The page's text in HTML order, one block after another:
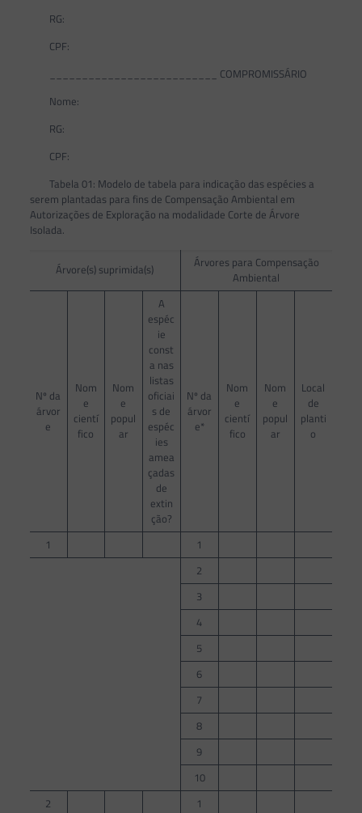
RG:
CPF:
__________________________ COMPROMISSÁRIO
Nome:
RG:
CPF:
Tabela 01: Modelo de tabela para indicação das espécies a
serem plantadas para fins de Compensação Ambiental em
Autorizações de Exploração na modalidade Corte de Árvore
Isolada.
Árvore(s) suprimida(s)
Árvores para Compensação
Ambiental
Nº da
árvor
e
Nom
e
cientí
fico
Nom
e
popul
ar
A
espéc
ie
const
a nas
listas
oficiai
s de
espéc
ies
amea
çadas
de
extin
ção?
Nº da
árvor
e*
Nom
e
cientí
fico
Nom
e
popul
ar
Local
de
planti
o
1
1
2
3
4
5
6
7
8
9
10
2
1